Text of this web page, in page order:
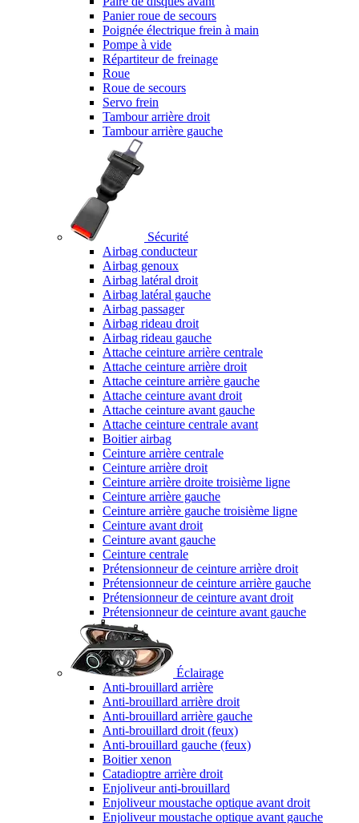
Panier roue de secours
Poignée électrique frein à main
Pompe à vide
Répartiteur de freinage
Roue
Roue de secours
Servo frein
Tambour arrière droit
Tambour arrière gauche
Sécurité
Airbag conducteur
Airbag genoux
Airbag latéral droit
Airbag latéral gauche
Airbag passager
Airbag rideau droit
Airbag rideau gauche
Attache ceinture arrière centrale
Attache ceinture arrière droit
Attache ceinture arrière gauche
Attache ceinture avant droit
Attache ceinture avant gauche
Attache ceinture centrale avant
Boitier airbag
Ceinture arrière centrale
Ceinture arrière droit
Ceinture arrière droite troisième ligne
Ceinture arrière gauche
Ceinture arrière gauche troisième ligne
Ceinture avant droit
Ceinture avant gauche
Ceinture centrale
Prétensionneur de ceinture arrière droit
Prétensionneur de ceinture arrière gauche
Prétensionneur de ceinture avant droit
Prétensionneur de ceinture avant gauche
Éclairage
Anti-brouillard arrière
Anti-brouillard arrière droit
Anti-brouillard arrière gauche
Anti-brouillard droit (feux)
Anti-brouillard gauche (feux)
Boitier xenon
Catadioptre arrière droit
Enjoliveur anti-brouillard
Enjoliveur moustache optique avant droit
Enjoliveur moustache optique avant gauche